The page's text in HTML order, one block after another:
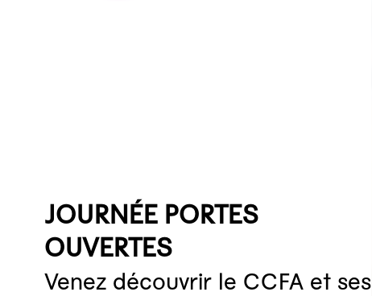
JOURNÉE PORTES
OUVERTES
Venez découvrir le CCFA et ses